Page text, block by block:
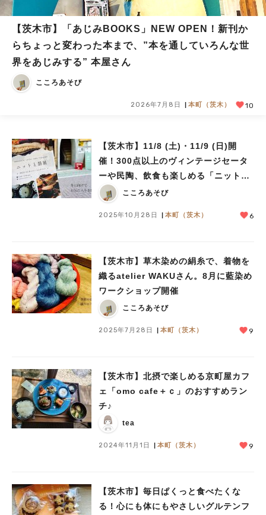
【茨木市】「あじみBOOKS」NEW OPEN！新刊か
らちょっと変わった本まで、”本を通していろんな世
界をあじみする” 本屋さん
こころあそび
2026年7月8日 本町（茨木） 10
【茨木市】11/8 (土)・11/9 (日)開
催！300点以上のヴィンテージセータ
ーや民陶、飲食も楽しめる「ニットと
器展」こころあそび
2025年10月28日 本町（茨木） 6
【茨木市】草木染めの絹糸で、着物を
織るatelier WAKUさん。8月に藍染め
ワークショップ開催
こころあそび
2025年7月28日 本町（茨木） 9
【茨木市】北摂で楽しめる京町屋カフ
ェ「omo cafe＋ｃ」のおすすめラン
チ♪
tea
2024年11月1日 本町（茨木） 9
【茨木市】毎日ぱくっと食べたくな
る！心にも体にもやさしいグルテンフ